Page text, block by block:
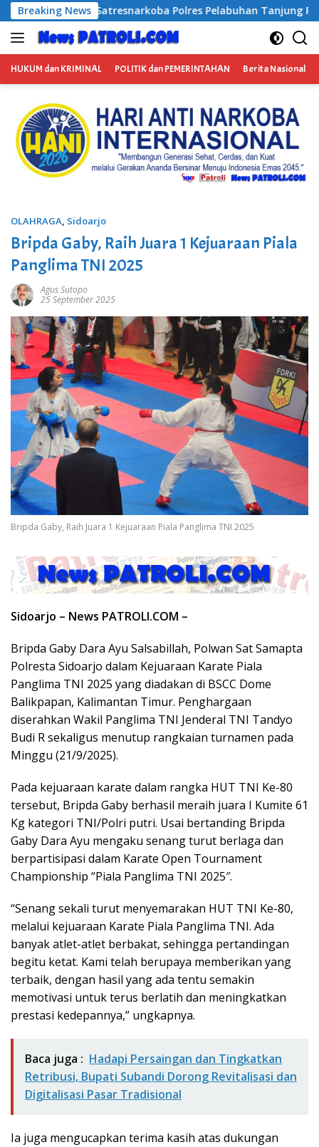
Langsung
ke
konten
Breaking News
Pelabuhan Tanjung Perak Bongkar Tiga Jaringan Narkoba,
HUKUM dan KRIMINAL POLITIK dan PEMERINTAHAN Berita Nasional
OLAHRAGA, Sidoarjo
Bripda Gaby, Raih Juara 1 Kejuaraan Piala
Panglima TNI 2025
Agus Sutopo
25 September 2025
Bripda Gaby, Raih Juara 1 Kejuaraan Piala Panglima TNI 2025
Sidoarjo – News PATROLI.COM –
Bripda Gaby Dara Ayu Salsabillah, Polwan Sat Samapta
Polresta Sidoarjo dalam Kejuaraan Karate Piala
Panglima TNI 2025 yang diadakan di BSCC Dome
Balikpapan, Kalimantan Timur. Penghargaan
diserahkan Wakil Panglima TNI Jenderal TNI Tandyo
Budi R sekaligus menutup rangkaian turnamen pada
Minggu (21/9/2025).
Pada kejuaraan karate dalam rangka HUT TNI Ke-80
tersebut, Bripda Gaby berhasil meraih juara I Kumite 61
Kg kategori TNI/Polri putri. Usai bertanding Bripda
Gaby Dara Ayu mengaku senang turut berlaga dan
berpartisipasi dalam Karate Open Tournament
Championship “Piala Panglima TNI 2025″.
“Senang sekali turut menyemarakan HUT TNI Ke-80,
melalui kejuaraan Karate Piala Panglima TNI. Ada
banyak atlet-atlet berbakat, sehingga pertandingan
begitu ketat. Kami telah berupaya memberikan yang
terbaik, dengan hasil yang ada tentu semakin
memotivasi untuk terus berlatih dan meningkatkan
prestasi kedepannya,” ungkapnya.
Baca juga : Hadapi Persaingan dan Tingkatkan
Retribusi, Bupati Subandi Dorong Revitalisasi dan
Digitalisasi Pasar Tradisional
Ia juga mengucapkan terima kasih atas dukungan